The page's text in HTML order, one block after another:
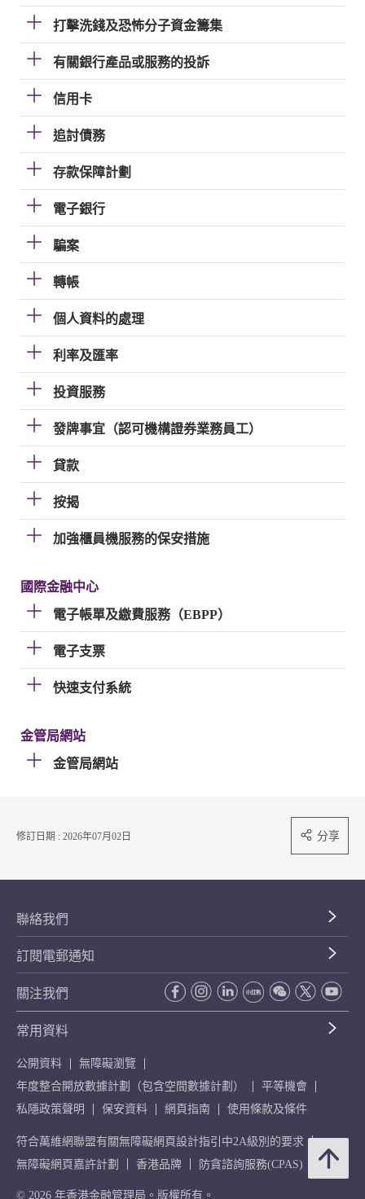
打擊洗錢及恐怖分子資金籌集
有關銀行產品或服務的投訴
信用卡
追討債務
存款保障計劃
電子銀行
騙案
轉帳
個人資料的處理
利率及匯率
投資服務
發牌事宜（認可機構證券業務員工）
貸款
按揭
加強櫃員機服務的保安措施
國際金融中心
電子帳單及繳費服務（EBPP）
電子支票
快速支付系統
金管局網站
金管局網站
修訂日期 : 2026年07月02日 分享
聯絡我們
訂閱電郵通知
關注我們
常用資料
公開資料
無障礙瀏覽
年度整合開放數據計劃（包含空間數據計劃）
平等機會
私隱政策聲明
保安資料 網頁指南 使用條款及條件
符合萬維網聯盟有關無障礙網頁設計指引中2A級別的要求
無障礙網頁嘉許計劃
香港品牌 防貪諮詢服務(CPAS)
© 2026 年香港金融管理局。版權所有。